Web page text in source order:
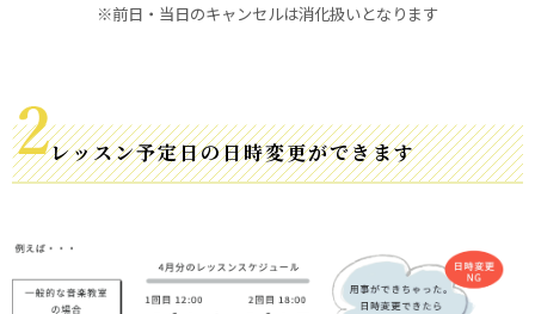
※前日・当日のキャンセルは消化扱いとなります
レッスン予定日の日時変更ができます